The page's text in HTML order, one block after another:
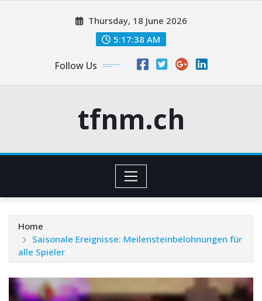
Thursday, 18 June 2026
5:17:40 AM
Follow Us
tfnm.ch
Home
Saisonale Ereignisse: Meilensteinbelohnungen für
alle Spieler